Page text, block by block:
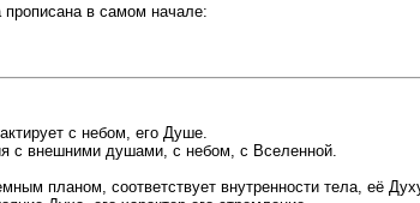
в самом начале:
с небом, его Душе.
с внешними душами, с небом, с Вселенной.
планом, соответствует внутренности тела, её